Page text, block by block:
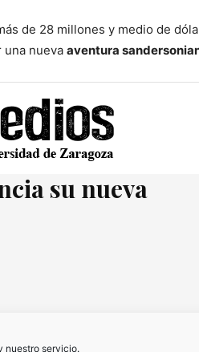
de 28 millones y medio de
una nueva aventura